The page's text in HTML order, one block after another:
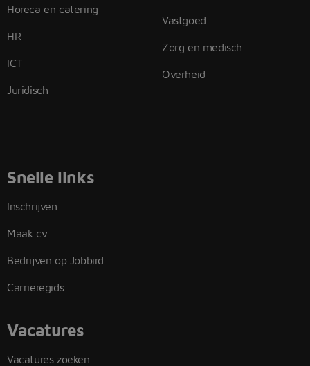
Horeca en catering
HR
ICT
Juridisch
Vastgoed
Zorg en medisch
Overheid
Snelle links
Inschrijven
Maak cv
Bedrijven op Jobbird
Carrieregids
Vacatures
Vacatures zoeken